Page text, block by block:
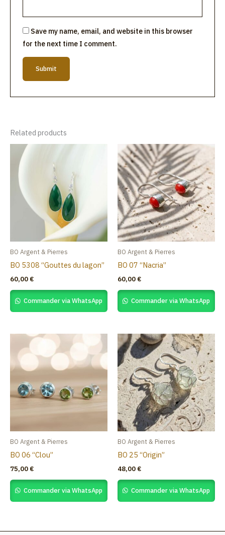
Save my name, email, and website in this browser
for the next time I comment.
Related products
BO Argent & Pierres
BO 5308 “Gouttes du lagon”
60,00 €
Commander via WhatsApp
BO Argent & Pierres
BO 07 “Nacria”
60,00 €
Commander via WhatsApp
BO Argent & Pierres
BO 06 “Clou”
75,00 €
Commander via WhatsApp
BO Argent & Pierres
BO 25 “Origin”
48,00 €
Commander via WhatsApp